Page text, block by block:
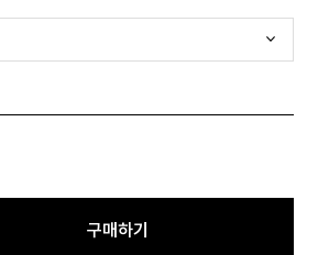
구매하기